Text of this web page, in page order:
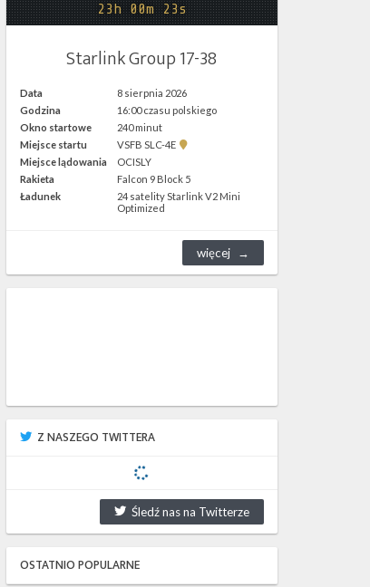
23h 00m 22s
Starlink Group 17-38
Data
8 sierpnia 2026
Godzina
16:00 czasu polskiego
Okno startowe
240 minut
Miejsce startu
VSFB SLC-4E
Pokaż
SLC-
4E w
Google
Miejsce lądowania
OCISLY
Rakieta
Falcon 9 Block 5
Ładunek
24 satelity Starlink V2 Mini
Optimized
więcej
Z NASZEGO TWITTERA
Śledź nas na Twitterze
OSTATNIO POPULARNE